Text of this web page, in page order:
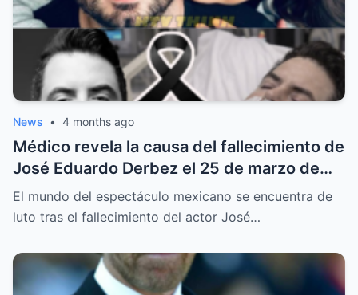
News • 4 months ago
Médico revela la causa del fallecimiento de
José Eduardo Derbez el 25 de marzo de
2026
El mundo del espectáculo mexicano se encuentra de
luto tras el fallecimiento del actor José…